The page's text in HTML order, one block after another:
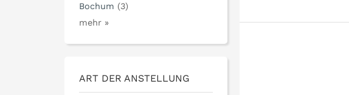
Bochum (3)
mehr »
ART DER ANSTELLUNG